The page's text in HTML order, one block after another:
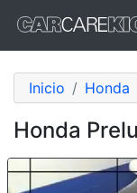
Inicio Honda
Honda